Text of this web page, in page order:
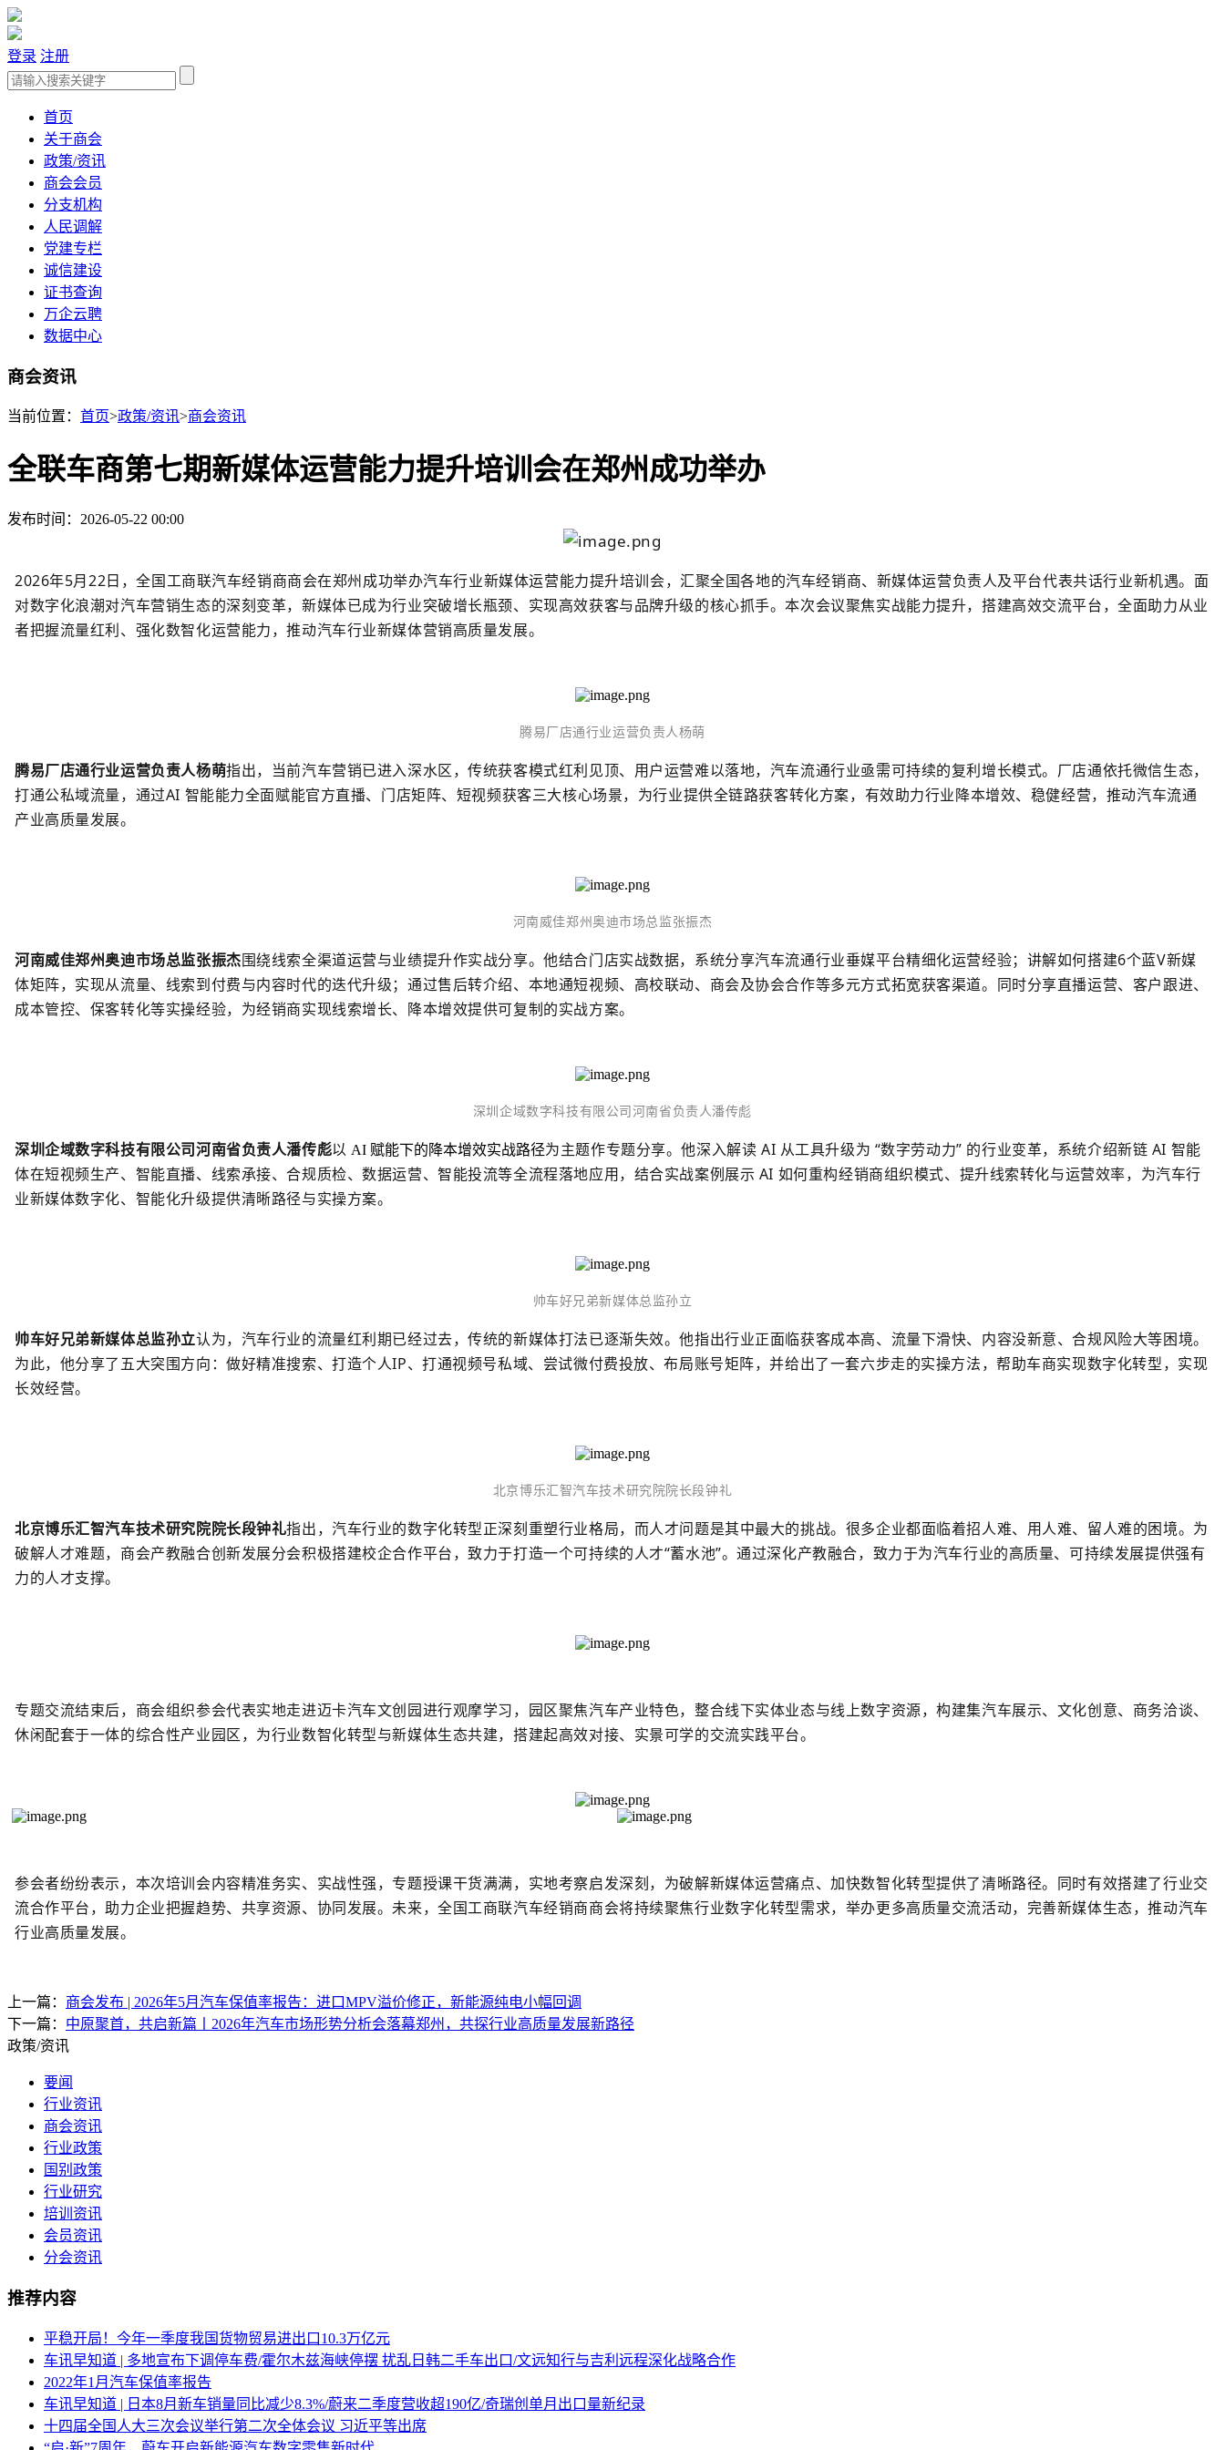
登录 注册
首页
关于商会
政策/资讯
商会会员
分支机构
人民调解
党建专栏
诚信建设
证书查询
万企云聘
数据中心
商会资讯
当前位置： 首页>政策/资讯>商会资讯
全联车商第七期新媒体运营能力提升培训会在郑州成功举办
发布时间：2026-05-22 00:00
2026年5月22日，全国工商联汽车经销商商会在郑州成功举办汽车行业新媒体运营能力提升培训会，汇聚全国各地的汽车经销商、新媒体运营负责人及平台代表共话行业新机遇。面
对数字化浪潮对汽车营销生态的深刻变革，新媒体已成为行业突破增长瓶颈、实现高效获客与品牌升级的核心抓手。本次会议聚焦实战能力提升， 搭建高效交流平台，全面助力从业
者把握流量红利、强化数智化运营能力，推动汽车行业新媒体营销高质量发展。
腾易厂店通行业运营负责人杨萌
腾易厂店通行业运营负责人杨萌指出， 当前汽车营销已进入深水区，传统获客模式红利见顶、用户运营难以落地，汽车流通行业亟需可持续的复利增长模式。厂店通依托微信生态，
打通公私域流量，通过AI 智能能力全面赋能官方直播、门店矩阵、短视频获客三大核心场景，为行业提供全链路获客转化方案，有效助力行业降本增效、稳健经营，推动汽车流通
产业高质量发展。
河南威佳郑州奥迪市场总监张振杰
河南威佳郑州奥迪市场总监张振杰围绕线索全渠道运营与业绩提升作实战分享。他结合门店实战数据，系统分享汽车流通行业垂媒平台精细化运营经验；讲解如何搭建6个蓝V新媒
体矩阵，实现从流量、线索到付费与内容时代的迭代升级；通过售后转介绍、本地通短视频、高校联动、商会及协会合作等多元方式拓宽获客渠道。同时分享直播运营、客户跟进、
成本管控、保客转化等实操经验，为经销商实现线索增长、降本增效提供可复制的实战方案。
深圳企域数字科技有限公司河南省负责人潘传彪
深圳企域数字科技有限公司河南省负责人潘传彪以AI 赋能下的降本增效实战路径为主题作专题分享。他深入解读 AI 从工具升级为 “数字劳动力” 的行业变革，系统介绍新链 AI 智能
体在短视频生产、智能直播、线索承接、合规质检、数据运营、智能投流等全流程落地应用，结合实战案例展示 AI 如何重构经销商组织模式、提升线索转化与运营效率，为汽车行
业新媒体数字化、智能化升级提供清晰路径与实操方案。
帅车好兄弟新媒体总监孙立
帅车好兄弟新媒体总监孙立认为，汽车行业的流量红利期已经过去，传统的新媒体打法已逐渐失效。他指出行业正面临获客成本高、流量下滑快、内容没新意、合规风险大等困境。
为此，他分享了五大突围方向：做好精准搜索、打造个人IP、打通视频号私域、尝试微付费投放、布局账号矩阵，并给出了一套六步走的实操方法，帮助车商实现数字化转型，实现
长效经营。
北京博乐汇智汽车技术研究院院长段钟礼
北京博乐汇智汽车技术研究院院长段钟礼指出，汽车行业的数字化转型正深刻重塑行业格局，而人才问题是其中最大的挑战。很多企业都面临着招人难、用人难、留人难的困境。 为
破解人才难题，商会产教融合创新发展分会积极搭建校企合作平台，致力于打造一个可持续的人才“蓄水池”。通过深化产教融合，致力于为汽车行业的高质量、可持续发展提供强有
力的人才支撑。
专题交流结束后，商会组织参会代表实地走进迈卡汽车文创园进行观摩学习， 园区聚焦汽车产业特色，整合线下实体业态与线上数字资源，构建集汽车展示、文化创意、商务洽谈、
休闲配套于一体的综合性产业园区， 为行业数智化转型与新媒体生态共建，搭建起高效对接、实景可学的交流实践平台。
参会者纷纷表示，本次培训会内容精准务实、实战性强，专题授课干货满满，实地考察启发深刻，为破解新媒体运营痛点、加快数智化转型提供了清晰路径。 同时有效搭建了行业交
流合作平台，助力企业把握趋势、共享资源、协同发展。未来，全国工商联汽车经销商商会将持续聚焦行业数字化转型需求，举办更多高质量交流活动，完善新媒体生态，推动汽车
行业高质量发展。
上一篇： 商会发布 | 2026年5月汽车保值率报告：进口MPV溢价修正，新能源纯电小幅回调
下一篇： 中原聚首，共启新篇丨2026年汽车市场形势分析会落幕郑州，共探行业高质量发展新路径
政策/资讯
要闻
行业资讯
商会资讯
行业政策
国别政策
行业研究
培训资讯
会员资讯
分会资讯
推荐内容
平稳开局！今年一季度我国货物贸易进出口10.3万亿元
车讯早知道 | 多地宣布下调停车费/霍尔木兹海峡停摆 扰乱日韩二手车出口/文远知行与吉利远程深化战略合作
2022年1月汽车保值率报告
车讯早知道 | 日本8月新车销量同比减少8.3%/蔚来二季度营收超190亿/奇瑞创单月出口量新纪录
十四届全国人大三次会议举行第二次全体会议 习近平等出席